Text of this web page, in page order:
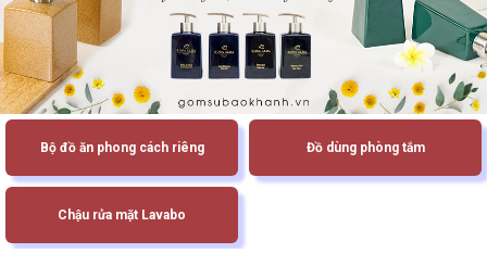
Bộ đồ ăn phong cách riêng Đồ dùng phòng tắm
Chậu rửa mặt Lavabo